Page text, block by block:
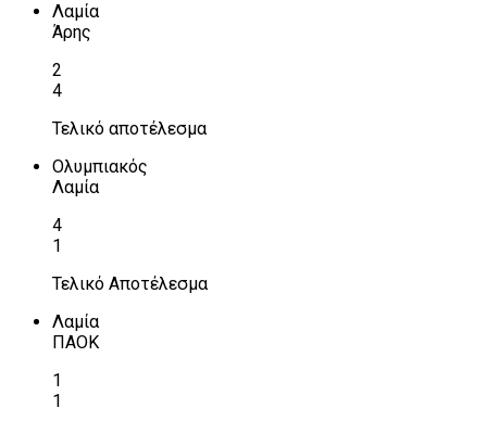
Λαμία
Άρης
2
4
Τελικό αποτέλεσμα
Ολυμπιακός
Λαμία
4
1
Τελικό Αποτέλεσμα
Λαμία
ΠΑΟΚ
1
1